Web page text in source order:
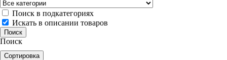
Поиск в подкатегориях
Искать в описании товаров
Поиск
Сортировка